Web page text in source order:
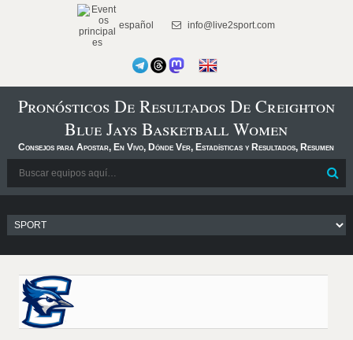
español info@live2sport.com
Pronósticos De Resultados De Creighton
Blue Jays Basketball Women
Consejos para Apostar, En Vivo, Dónde Ver, Estadísticas y Resultados, Resumen